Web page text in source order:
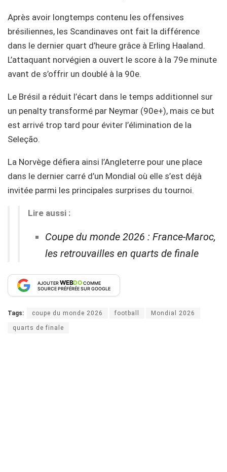
Après avoir longtemps contenu les offensives
brésiliennes, les Scandinaves ont fait la différence
dans le dernier quart d’heure grâce à Erling Haaland.
L’attaquant norvégien a ouvert le score à la 79e minute
avant de s’offrir un doublé à la 90e.
Le Brésil a réduit l’écart dans le temps additionnel sur
un penalty transformé par Neymar (90e+), mais ce but
est arrivé trop tard pour éviter l’élimination de la
Seleção.
La Norvège défiera ainsi l’Angleterre pour une place
dans le dernier carré d’un Mondial où elle s’est déjà
invitée parmi les principales surprises du tournoi.
Lire aussi :
Coupe du monde 2026 : France-Maroc,
les retrouvailles en quarts de finale
AJOUTERWEBDOCOMME
SOURCE PRÉFÉRÉE SUR GOOGLE
Tags: coupe du monde 2026 football Mondial 2026
quarts de finale